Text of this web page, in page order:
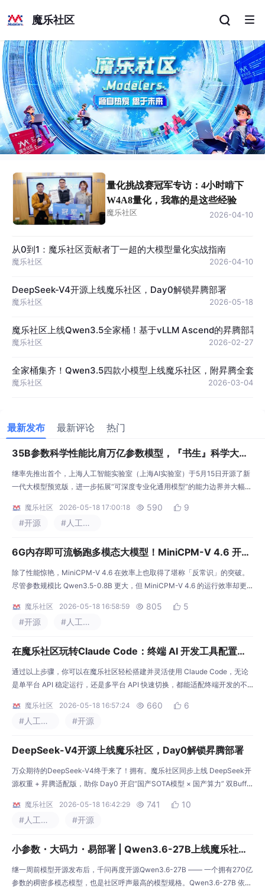
魔乐社区
量化挑战赛冠军专访：4小时啃下
W4A8量化，我靠的是这些经验
魔乐社区 2026-04-10
从0到1：魔乐社区贡献者丁一超的大模型量化实战指南
魔乐社区 2026-04-10
DeepSeek-V4开源上线魔乐社区，Day0解锁昇腾部署
魔乐社区 2026-05-18
魔乐社区上线Qwen3.5全家桶！基于vLLM Ascend的昇腾部署
魔乐社区 2026-02-27
全家桶集齐！Qwen3.5四款小模型上线魔乐社区，附昇腾全套
魔乐社区 2026-03-04
最新发布 最新评论 热门
35B参数科学性能比肩万亿参数模型，『书生』科学大模
型Intern-S2-Preview开源上线魔乐社区
继率先推出首个，上海人工智能实验室（上海AI实验室）于5月15日开源了新
一代大模型预览版，进一步拓展“可深度专业化通用模型”的能力边界并大幅降
领域比肩万亿参数模型的能力；科学能力更强，结构生成能力突破：科研团队
通过提升任务难度及多样性，增强了小参数模型在复杂科学任务中的表现效
魔乐社区 2026-05-18 17:00:18  590  9
#开源
#人工智能
6G内存即可流畅跑多模态大模型！MiniCPM-V 4.6 开源
并上线魔乐社区
除了性能惊艳，MiniCPM-V 4.6 在效率上也取得了堪称「反常识」的突破。
尽管参数规模比 Qwen3.5-0.8B 更大，但 MiniCPM-V 4.6 的运行效率却更
-0.8B 的1.5 倍。计算成本：在 AA 评测中，仅用2.5%的 token 消耗（5.4M v
s 233M）就超越了 Qwen3.5
魔乐社区 2026-05-18 16:58:59  805  5
#开源
#人工智能
在魔乐社区玩转Claude Code：终端 AI 开发工具配置全
攻略
通过以上步骤，你可以在魔乐社区轻松搭建并灵活使用 Claude Code，无论
是单平台 API 稳定运行，还是多平台 API 快速切换，都能适配终端开发的不
Claude Code，涵盖基础安装、环境配置、多平台 API 切换全流程，新手也
能轻松上手，解锁终端开发全新高效玩法。3. 配置完体验空间后，等待镜像
魔乐社区 2026-05-18 16:57:24  660  6
#人工智能
#开源
DeepSeek-V4开源上线魔乐社区，Day0解锁昇腾部署
万众期待的DeepSeek-V4终于来了！拥有。魔乐社区同步上线 DeepSeek开
源权重 + 昇腾适配版，助你 Day0 开启“国产SOTA模型 × 国产算力” 双Buff
ek-V4技术干货和更多国产算力适配模型，欢迎开发者关注体验！
魔乐社区 2026-05-18 16:42:29  741  10
#人工智能
#开源
小参数・大码力・易部署 | Qwen3.6-27B上线魔乐社
区，基于昇腾的部署教程来了
继一周前模型开源发布后，千问再度开源Qwen3.6-27B —— 一个拥有270亿
参数的稠密多模态模型，也是社区呼声最高的模型规格。Qwen3.6-27B 依然